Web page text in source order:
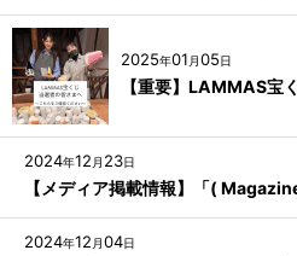
2025年01 月05日
【重要】LAMMAS宝
2024年12 月 23日
【メディア掲載情報】「(
2024年12 月04日